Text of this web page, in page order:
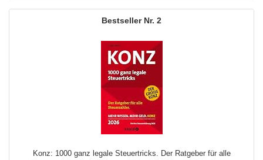
2
Konz: 1000 ganz legale Steuertricks. Der Ratgeber für alle